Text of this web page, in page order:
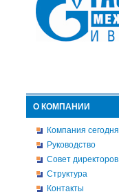
О КОМПАНИИ
Компания сегодня
Руководство
Совет директоров
Структура
Контакты